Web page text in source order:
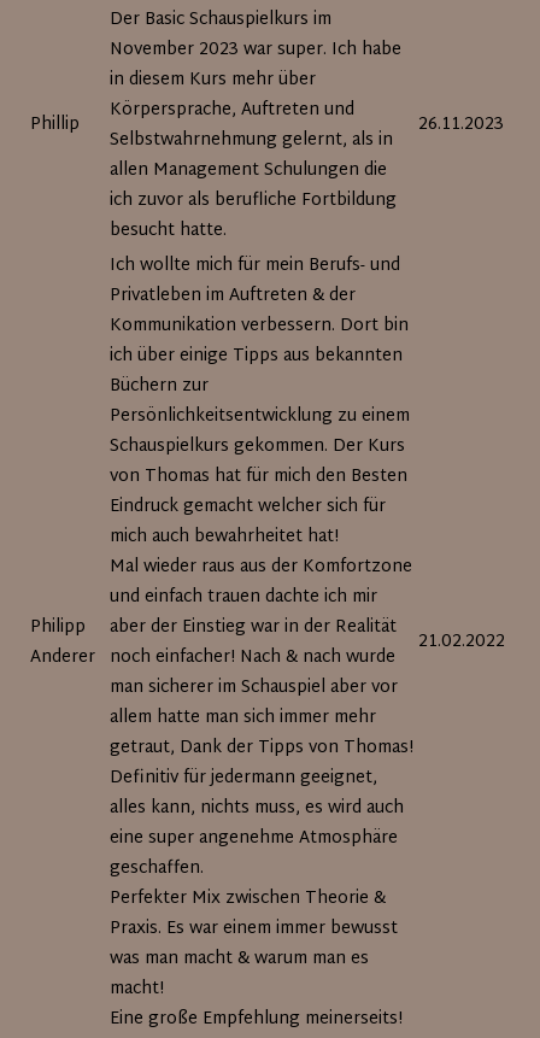
Phillip
Der Basic Schauspielkurs im
November 2023 war super. Ich habe
in diesem Kurs mehr über
Körpersprache, Auftreten und
Selbstwahrnehmung gelernt, als in
allen Management Schulungen die
ich zuvor als berufliche Fortbildung
besucht hatte.
26.11.2023
Philipp
Anderer
Ich wollte mich für mein Berufs- und
Privatleben im Auftreten & der
Kommunikation verbessern. Dort bin
ich über einige Tipps aus bekannten
Büchern zur
Persönlichkeitsentwicklung zu einem
Schauspielkurs gekommen. Der Kurs
von Thomas hat für mich den Besten
Eindruck gemacht welcher sich für
mich auch bewahrheitet hat!
Mal wieder raus aus der Komfortzone
und einfach trauen dachte ich mir
aber der Einstieg war in der Realität
noch einfacher! Nach & nach wurde
man sicherer im Schauspiel aber vor
allem hatte man sich immer mehr
getraut, Dank der Tipps von Thomas!
Definitiv für jedermann geeignet,
alles kann, nichts muss, es wird auch
eine super angenehme Atmosphäre
geschaffen.
Perfekter Mix zwischen Theorie &
Praxis. Es war einem immer bewusst
was man macht & warum man es
macht!
Eine große Empfehlung meinerseits!
21.02.2022